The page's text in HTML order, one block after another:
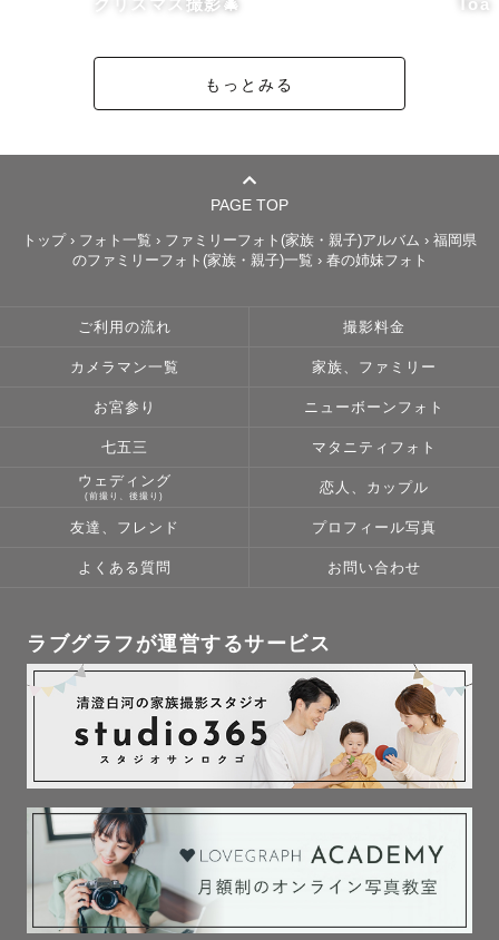
おります。）
変則的なスケジュールのため、HP上でのスケジュールはほ
とんど×にしております。
スケジュールが△や×でも対応可の場合も
ございますので、インスタよりお気軽にお問合せください
🌷【 注意事項 】
・ストロボなどのライティング撮影は対応しておりませ
範囲のみの撮影になります。
（一度ご相談ください！）
皆さんのかけがえのない瞬間を残すお手伝いができること
を楽しみにしております！
クリスマス撮影🎄 Toa
もっとみる
PAGE TOP
トップ › フォト一覧 › ファミリーフォト(家族・親子)アルバム › 福岡県
のファミリーフォト(家族・親子)一覧 › 春の姉妹フォト
ご利用の流れ 撮影料金
カメラマン一覧 家族、ファミリー
お宮参り ニューボーンフォト
七五三 マタニティフォト
ウェディング
(前撮り、後撮り)
恋人、カップル
友達、フレンド プロフィール写真
よくある質問 お問い合わせ
ラブグラフが運営するサービス